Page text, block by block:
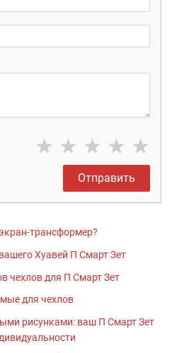
★ ★ ★ ★ ★
Отправить
трансформер?
Хуавей П Смарт Зет
чехлов для П Смарт Зет
для чехлов
рисунками: ваш П Смарт Зет